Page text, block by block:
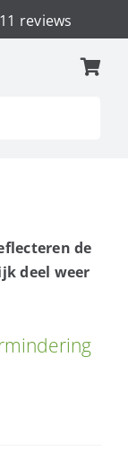
reviews
de
deel weer